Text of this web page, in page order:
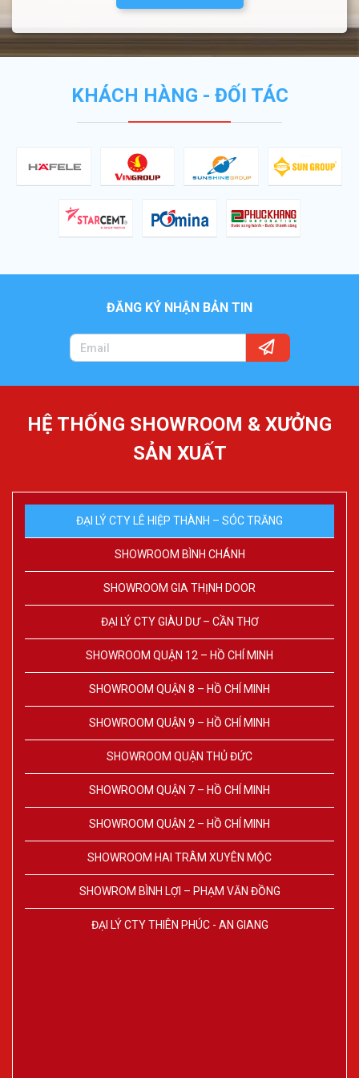
KHÁCH HÀNG - ĐỐI TÁC
ĐĂNG KÝ NHẬN BẢN TIN
HỆ THỐNG SHOWROOM & XƯỞNG
SẢN XUẤT
ĐẠI LÝ CTY LÊ HIỆP THÀNH – SÓC TRĂNG
SHOWROOM BÌNH CHÁNH
SHOWROOM GIA THỊNH DOOR
ĐẠI LÝ CTY GIÀU DƯ – CẦN THƠ
SHOWROOM QUẬN 12 – HỒ CHÍ MINH
SHOWROOM QUẬN 8 – HỒ CHÍ MINH
SHOWROOM QUẬN 9 – HỒ CHÍ MINH
SHOWROOM QUẬN THỦ ĐỨC
SHOWROOM QUẬN 7 – HỒ CHÍ MINH
SHOWROOM QUẬN 2 – HỒ CHÍ MINH
SHOWROOM HAI TRÂM XUYÊN MỘC
SHOWROM BÌNH LỢI – PHẠM VĂN ĐỒNG
ĐẠI LÝ CTY THIÊN PHÚC - AN GIANG